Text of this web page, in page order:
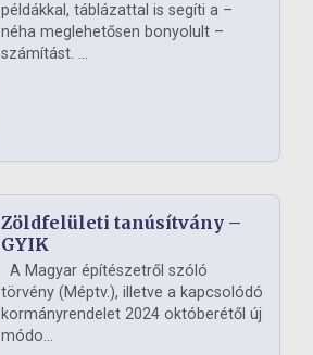
példákkal, táblázattal is segíti a –
néha meglehetősen bonyolult –
számítást. ...
Zöldfelületi tanúsítvány –
GYIK
A Magyar építészetről szóló
törvény (Méptv.), illetve a kapcsolódó
kormányrendelet 2024 októberétől új
módo...